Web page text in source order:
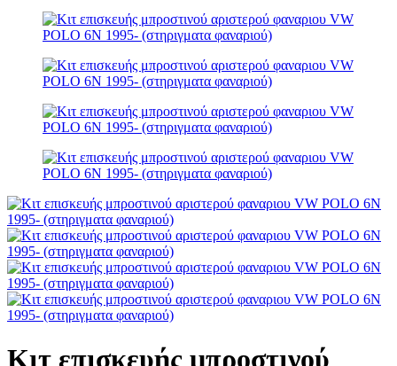
Κιτ επισκευής μπροστινού